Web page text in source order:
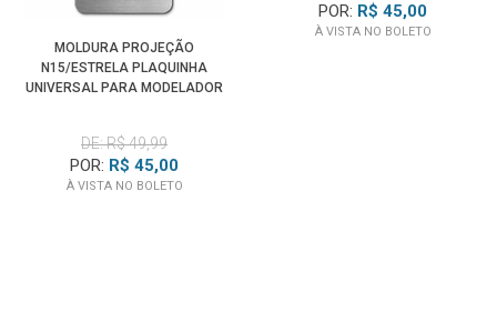
MOLDURA PROJEÇÃO
N15/ESTRELA PLAQUINHA
UNIVERSAL PARA MODELADOR
DE: R$ 49,99
POR: R$ 45,00
À VISTA NO BOLETO
POR: R$ 45,00
À VISTA NO BOLETO